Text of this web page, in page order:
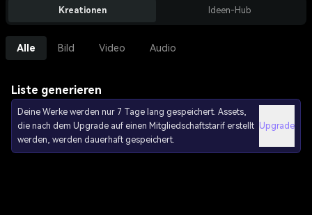
Kreationen Ideen-Hub
Alle Bild Video Audio
Liste generieren
Deine Werke werden nur 7 Tage lang gespeichert. Assets,
die nach dem Upgrade auf einen Mitgliedschaftstarif erstellt
werden, werden dauerhaft gespeichert.
Upgrade